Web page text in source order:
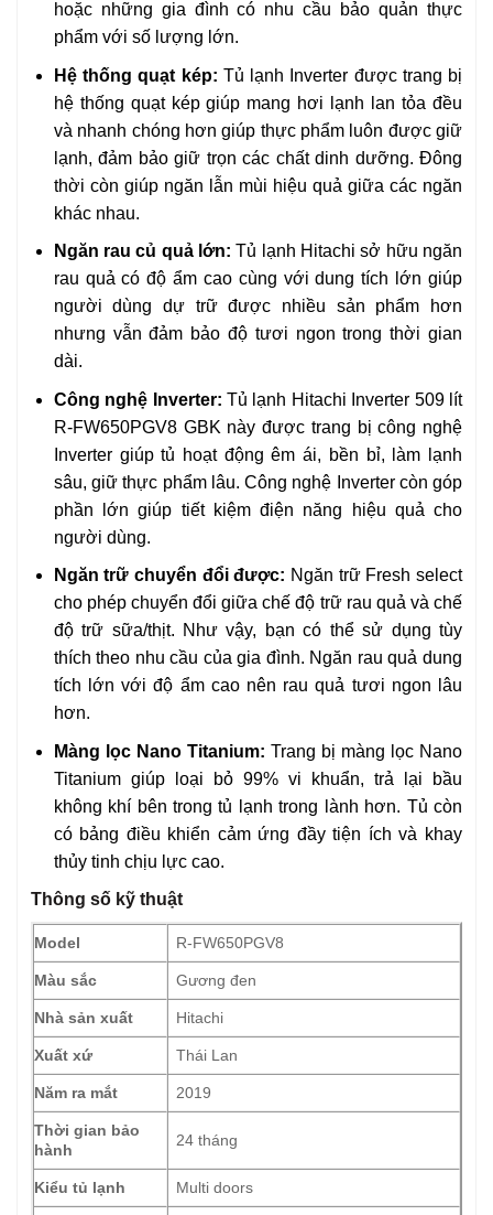
hoặc những gia đình có nhu cầu bảo quản thực
phẩm với số lượng lớn.
Hệ thống quạt kép: Tủ lạnh Inverter được trang bị
hệ thống quạt kép giúp mang hơi lạnh lan tỏa đều
và nhanh chóng hơn giúp thực phẩm luôn được giữ
lạnh, đảm bảo giữ trọn các chất dinh dưỡng. Đông
thời còn giúp ngăn lẫn mùi hiệu quả giữa các ngăn
khác nhau.
Ngăn rau củ quả lớn:Tủ lạnh Hitachi sở hữu ngăn
rau quả có độ ẩm cao cùng với dung tích lớn giúp
người dùng dự trữ được nhiều sản phẩm hơn
nhưng vẫn đảm bảo độ tươi ngon trong thời gian
dài.
Công nghệ Inverter: Tủ lạnh Hitachi Inverter 509 lít
R-FW650PGV8 GBK này được trang bị công nghệ
Inverter giúp tủ hoạt động êm ái, bền bỉ, làm lạnh
sâu, giữ thực phẩm lâu. Công nghệ Inverter còn góp
phần lớn giúp tiết kiệm điện năng hiệu quả cho
người dùng.
Ngăn trữ chuyển đổi được: Ngăn trữ Fresh select
cho phép chuyển đổi giữa chế độ trữ rau quả và chế
độ trữ sữa/thịt. Như vậy, bạn có thể sử dụng tùy
thích theo nhu cầu của gia đình. Ngăn rau quả dung
tích lớn với độ ẩm cao nên rau quả tươi ngon lâu
hơn.
Màng lọc Nano Titanium: Trang bị màng lọc Nano
Titanium giúp loại bỏ 99% vi khuẩn, trả lại bầu
không khí bên trong tủ lạnh trong lành hơn. Tủ còn
có bảng điều khiển cảm ứng đầy tiện ích và khay
thủy tinh chịu lực cao.
Thông số kỹ thuật
Model R-FW650PGV8
Màu sắc Gương đen
Nhà sản xuất Hitachi
Xuất xứ Thái Lan
Năm ra mắt 2019
Thời gian bảo
hành
24 tháng
Kiểu tủ lạnh Multi doors